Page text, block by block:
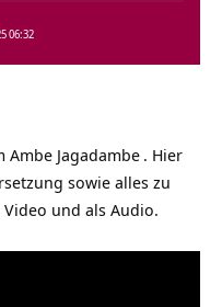
06:32
Ambe Jagadambe . Hier
sowie alles zu
und als Audio.